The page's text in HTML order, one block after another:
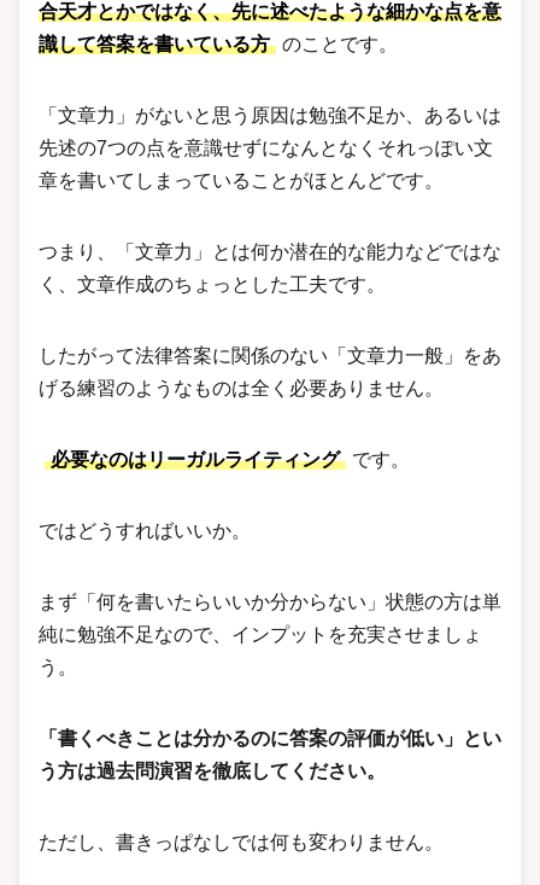
合天才とかではなく、先に述べたような細かな点を意
識して答案を書いている方 のことです。
「文章力」がないと思う原因は勉強不足か、あるいは
先述の7つの点を意識せずになんとなくそれっぽい文
章を書いてしまっていることがほとんどです。
つまり、「文章力」とは何か潜在的な能力などではな
く、文章作成のちょっとした工夫です。
したがって法律答案に関係のない「文章力一般」をあ
げる練習のようなものは全く必要ありません。
必要なのはリーガルライティング です。
ではどうすればいいか。
まず「何を書いたらいいか分からない」状態の方は単
純に勉強不足なので、インプットを充実させましょ
う。
「書くべきことは分かるのに答案の評価が低い」とい
う方は過去問演習を徹底してください。
ただし、書きっぱなしでは何も変わりません。